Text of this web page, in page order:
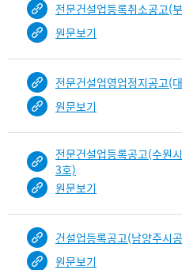
전문건설업등록취소공고(
원문보기
전문건설업영업정지공고(
원문보기
전문건설업등록공고(수원
3호)
원문보기
건설업등록공고(남양주시
원문보기